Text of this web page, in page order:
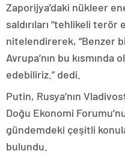
Zaporijya’daki nükleer
saldırıları “tehlikeli
nitelendirerek, “Benzer
Avrupa’nın bu
edebiliriz.” dedi.
Putin, Rusya’nın
Doğu Ekonomi
gündemdeki çeşitli
bulundu.